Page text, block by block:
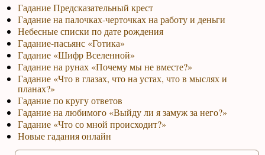
Гадание Предсказательный крест
Гадание на палочках-черточках на работу и деньги
Небесные списки по дате рождения
Гадание-пасьянс «Готика»
Гадание «Шифр Вселенной»
Гадание на рунах «Почему мы не вместе?»
Гадание «Что в глазах, что на устах, что в мыслях и
планах?»
Гадание по кругу ответов
Гадание на любимого «Выйду ли я замуж за него?»
Гадание «Что со мной происходит?»
Новые гадания онлайн